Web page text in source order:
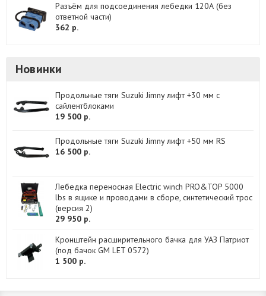
Разъём для подсоединения лебедки 120А (без
ответной части)
362 р.
Новинки
Продольные тяги Suzuki Jimny лифт +30 мм с
сайлентблоками
19 500 р.
Продольные тяги Suzuki Jimny лифт +50 мм RS
16 500 р.
Лебедка переносная Electric winch PRO&TOP 5000
lbs в ящике и проводами в сборе, синтетический трос
(версия 2)
29 950 р.
Кронштейн расширительного бачка для УАЗ Патриот
(под бачок GM LET 0572)
1 500 р.